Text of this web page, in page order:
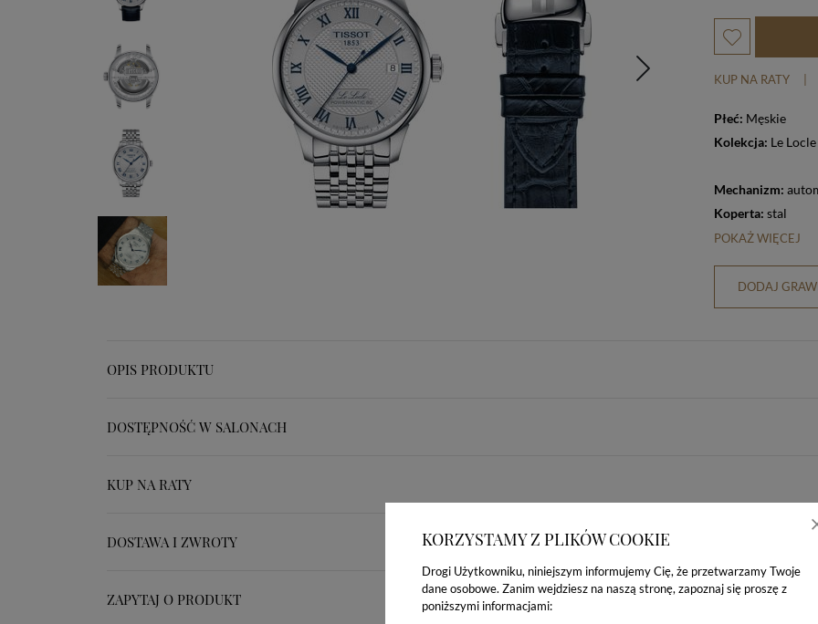
KORZYSTAMY Z PLIKÓW COOKIE
Drogi Użytkowniku, niniejszym informujemy Cię, że przetwarzamy Twoje
dane osobowe. Zanim wejdziesz na naszą stronę, zapoznaj się proszę z
poniższymi informacjami:
KUP NA RATY
Płeć: Męskie
Kolekcja: Le Locle
Mechanizm:
Koperta: stal
POKAŻ WIĘCEJ
DODAJ
OPIS PRODUKTU
DOSTĘPNOŚĆ W SALONACH
KUP NA RATY
DOSTAWA I ZWROTY
ZAPYTAJ O PRODUKT